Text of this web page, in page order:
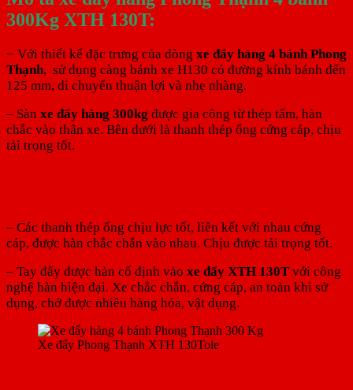
300Kg XTH 130T:
− Với thiết kế đặc trưng của dòng xe đẩy hàng 4 bánh Phong
Thạnh, sử dụng càng bánh xe H130 có đường kính bánh đến
125 mm, di chuyển thuận lợi và nhẹ nhàng.
– Sàn xe đẩy hàng 300kg được gia công từ thép tấm, hàn
chắc vào thân xe. Bên dưới là thanh thép ống cứng cáp, chịu
tải trọng tốt.
– Các thanh thép ống chịu lực tốt, liên kết với nhau cứng
cáp, được hàn chắc chắn vào nhau. Chịu được tải trọng tốt.
– Tay đẩy được hàn cố định vào xe đẩy XTH 130T với công
nghệ hàn hiện đại. Xe chắc chắn, cứng cáp, an toàn khi sử
dụng, chở được nhiều hàng hóa, vật dụng.
Xe đẩy Phong Thạnh XTH 130Tole